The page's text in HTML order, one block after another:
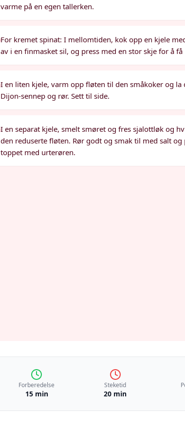
varme på en egen tallerken.
For kremet spinat: I mellomtiden, kok opp en kjele
av i en finmasket sil, og press med en stor skje for å
I en liten kjele, varm opp fløten til den småkoker og
Dijon-sennep og rør. Sett til side.
I en separat kjele, smelt smøret og fres sjalottløk og
den reduserte fløten. Rør godt og smak til med salt
toppet med urterøren.
Forberedelse
15 min
Steketid
20 min